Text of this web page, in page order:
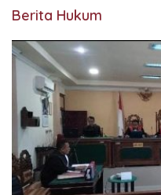
Berita Hukum